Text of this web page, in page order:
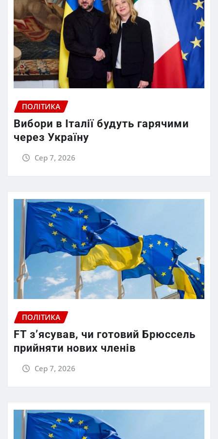
ПОЛІТИКА
Вибори в Італії будуть гарячими
через Україну
Сер 7, 2026
ПОЛІТИКА
FT зʼясував, чи готовий Брюссель
прийняти нових членів
Сер 7, 2026